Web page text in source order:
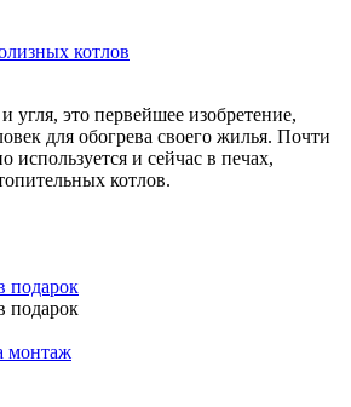
котлов
угля, это первейшее изобретение,
для обогрева своего жилья. Почти
используется и сейчас в печах,
котлов.
подарок
подарок
монтаж